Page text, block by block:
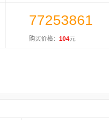
77253861
购买价格： 104元